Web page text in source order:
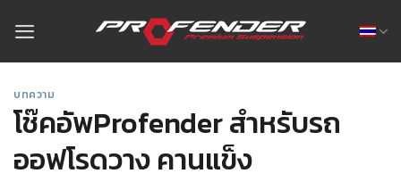
บทความ
โช๊คอัพProfender สำหรับรถ
ออฟโรดวาง คานแข็ง